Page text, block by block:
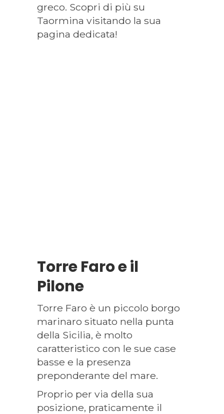
greco. Scopri di più su
Taormina visitando la sua
pagina dedicata!
Torre Faro e il
Pilone
Torre Faro è un piccolo borgo
marinaro situato nella punta
della Sicilia, è molto
caratteristico con le sue case
basse e la presenza
preponderante del mare.
Proprio per via della sua
posizione, praticamente il